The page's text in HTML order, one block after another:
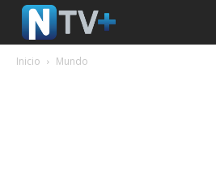
Inicio Mundo